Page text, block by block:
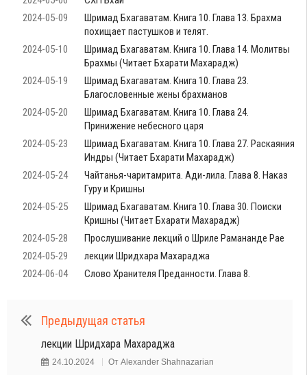
2024-05-09
Шримад Бхагаватам. Книга 10. Глава 13. Брахма
похищает пастушков и телят.
2024-05-10
Шримад Бхагаватам. Книга 10. Глава 14. Молитвы
Брахмы (Читает Бхарати Махарадж)
2024-05-19
Шримад Бхагаватам. Книга 10. Глава 23.
Благословенные жены брахманов
2024-05-20
Шримад Бхагаватам. Книга 10. Глава 24.
Принижение небесного царя
2024-05-23
Шримад Бхагаватам. Книга 10. Глава 27. Раскаяния
Индры (Читает Бхарати Махарадж)
2024-05-24
Чайтанья-чаритамрита. Ади-лила. Глава 8. Наказ
Гуру и Кришны
2024-05-25
Шримад Бхагаватам. Книга 10. Глава 30. Поиски
Кришны (Читает Бхарати Махарадж)
2024-05-28
Прослушивание лекций о Шриле Рамананде Рае
2024-05-29
лекции Шридхара Махараджа
2024-06-04
Слово Хранителя Преданности. Глава 8.
Предыдущая статья
лекции Шридхара Махараджа
24.10.2024 От Alexander Shahnazarian